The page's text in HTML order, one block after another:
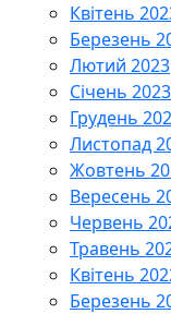
Квітень
Березень
Лютий 2023
Січень 2023
Грудень
Листопад
Жовтень
Вересень
Червень
Травень
Квітень
Березень